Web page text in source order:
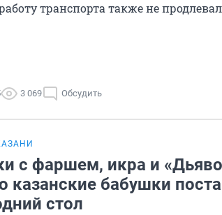
транспорта также не
3 069 Обсудить
с фаршем, икра и
казанские бабушки
стол